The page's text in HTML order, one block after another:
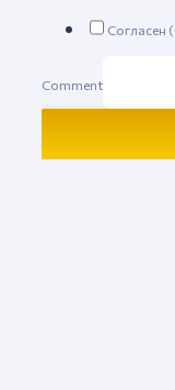
Согласен
Comment